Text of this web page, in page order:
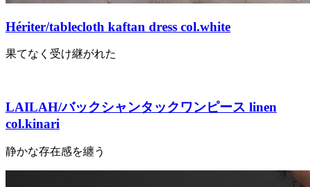
Hériter/tablecloth kaftan dress col.white
果てなく受け継がれた
LAILAH/バックシャンタックワンピース linen
col.kinari
静かな存在感を纏う